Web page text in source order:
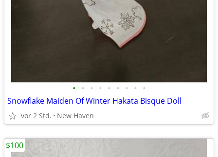
• • • • • • • • •
Snowflake Maiden Of Winter Hakata Bisque Doll
vor 2 Std. New Haven
$100